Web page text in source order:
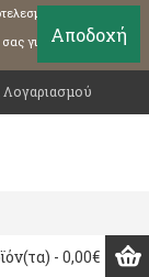
για τηΑποδοχή
Λογαριασμού
- 0,00€